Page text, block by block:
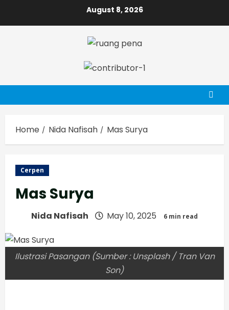
August 8, 2026
Home Nida Nafisah Mas Surya
Cerpen
Mas Surya
Nida Nafisah May 10, 2025 6 min read
Ilustrasi Pasangan (Sumber : Unsplash / Tran Van
Son)